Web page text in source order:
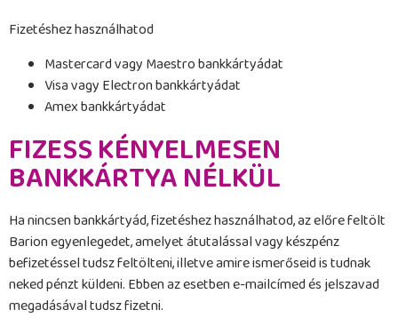
Fizetéshez használhatod
Mastercard vagy Maestro bankkártyádat
Visa vagy Electron bankkártyádat
Amex bankkártyádat
FIZESS KÉNYELMESEN
BANKKÁRTYA NÉLKÜL
Ha nincsen bankkártyád, fizetéshez használhatod, az előre feltölt
Barion egyenlegedet, amelyet átutalással vagy készpénz
befizetéssel tudsz feltölteni, illetve amire ismerőseid is tudnak
neked pénzt küldeni. Ebben az esetben e-mailcímed és jelszavad
megadásával tudsz fizetni.